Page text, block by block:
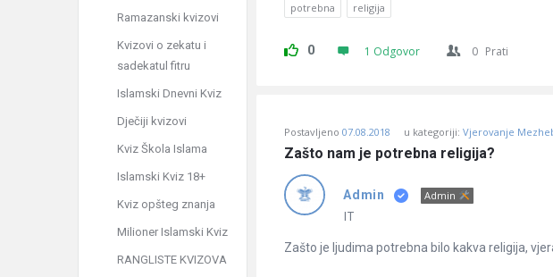
potrebna religija
0 1 Odgovor 0 Prati
Postavljeno 07.08.2018 u kategoriji: Vjerovanje
Zašto nam je potrebna religija?
Admin Admin
IT
Zašto je ljudima potrebna bilo kakva religija,
Ramazanski kvizovi
Kvizovi o zekatu i
sadekatul fitru
Islamski Dnevni Kviz
Dječiji kvizovi
Kviz Škola Islama
Islamski Kviz 18+
Kviz opšteg znanja
Milioner Islamski Kviz
RANGLISTE KVIZOVA